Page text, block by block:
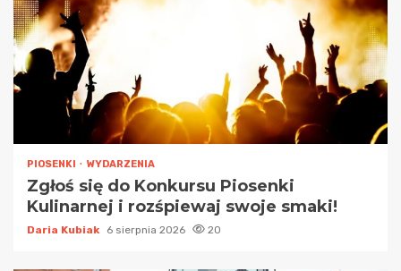
PIOSENKI WYDARZENIA
Zgłoś się do Konkursu Piosenki
Kulinarnej i rozśpiewaj swoje smaki!
Daria Kubiak 6 sierpnia 2026 20